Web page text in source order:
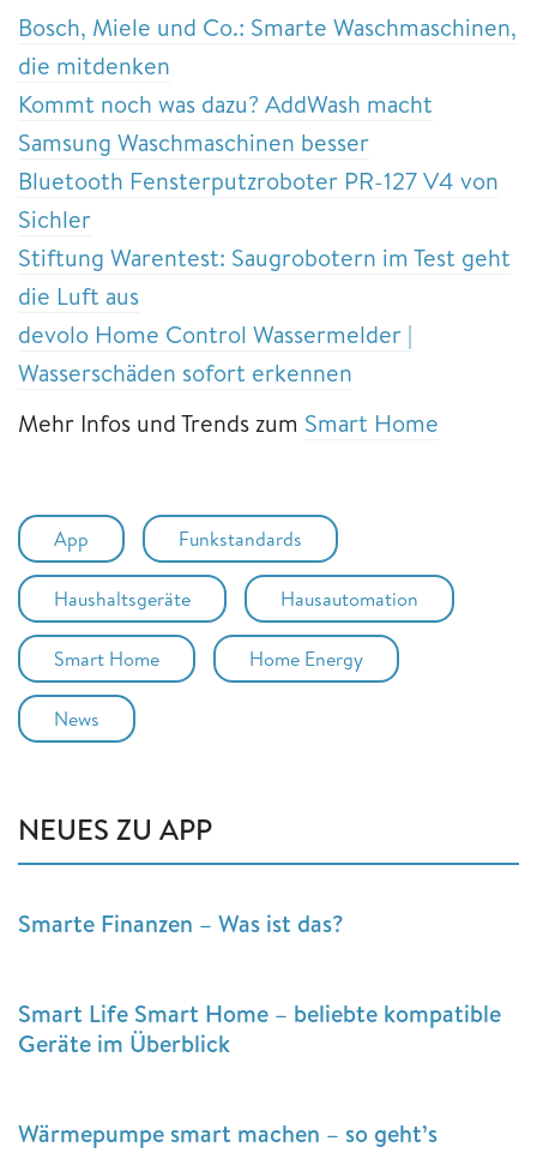
Bosch, Miele und Co.: Smarte Waschmaschinen,
die mitdenken
Kommt noch was dazu? AddWash macht
Samsung Waschmaschinen besser
Bluetooth Fensterputzroboter PR-127 V4 von
Sichler
Stiftung Warentest: Saugrobotern im Test geht
die Luft aus
devolo Home Control Wassermelder |
Wasserschäden sofort erkennen
Mehr Infos und Trends zum Smart Home
App Funkstandards
Haushaltsgeräte Hausautomation
Smart Home Home Energy
News
NEUES ZU APP
Smarte Finanzen – Was ist das?
Smart Life Smart Home – beliebte kompatible
Geräte im Überblick
Wärmepumpe smart machen – so geht’s